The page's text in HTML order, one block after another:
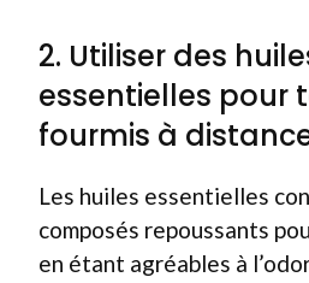
2. Utiliser des
essentielles pour
fourmis à
Les huiles essentielles
composés repoussants
en étant agréables à